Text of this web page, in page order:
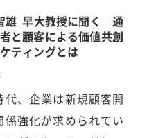
雄 早大教授に聞く 通
と顧客による価値共創
ティングとは
、企業は新規顧客開
強化が求められてい